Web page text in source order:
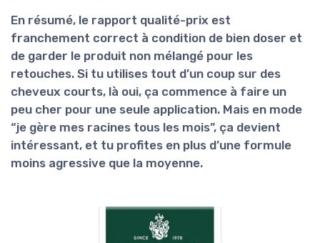
En résumé, le rapport qualité-prix est
franchement correct à condition de bien doser et
de garder le produit non mélangé pour les
retouches. Si tu utilises tout d’un coup sur des
cheveux courts, là oui, ça commence à faire un
peu cher pour une seule application. Mais en mode
“je gère mes racines tous les mois”, ça devient
intéressant, et tu profites en plus d’une formule
moins agressive que la moyenne.